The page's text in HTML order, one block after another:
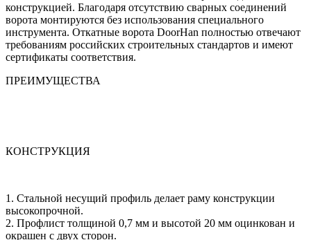
конструкцией. Благодаря отсутствию сварных соединений
ворота монтируются без использования специального
инструмента. Откатные ворота DoorHan полностью отвечают
требованиям российских строительных стандартов и имеют
сертификаты соответствия.
ПРЕИМУЩЕСТВА
КОНСТРУКЦИЯ
1. Стальной несущий профиль делает раму конструкции
высокопрочной.
2. Профлист толщиной 0,7 мм и высотой 20 мм оцинкован и
окрашен с двух сторон.